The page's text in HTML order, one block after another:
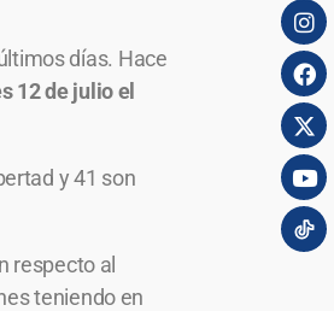
días. Hace
12 de julio el
y 41 son
respecto al
teniendo en